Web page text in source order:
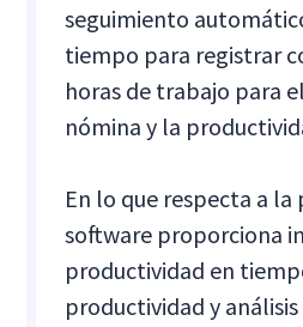
seguimiento
tiempo para registrar
horas de trabajo para
nómina y la
En lo que respecta a
software proporciona
productividad en
productividad y